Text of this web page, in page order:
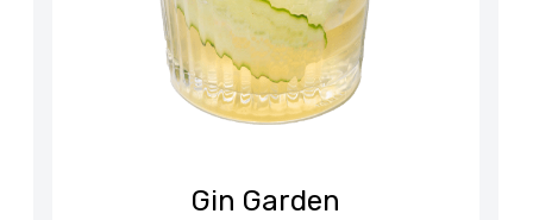
Gin Garden